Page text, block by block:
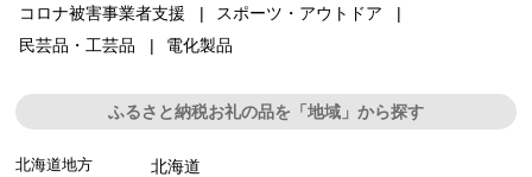
コロナ被害事業者支援
スポーツ・アウトドア
民芸品・工芸品
電化製品
ふるさと納税お礼の品を「地域」から探す
北海道地方 北海道